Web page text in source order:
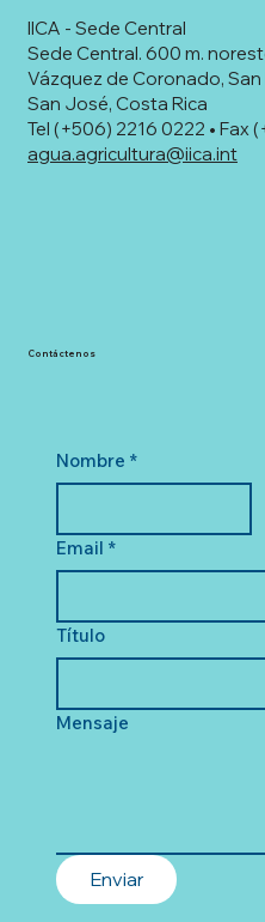
IICA - Sede Central
Sede Central. 600 m.
Vázquez de Coronado, San
San José, Costa Rica
Tel (+506) 2216 0222 • Fax
agua.agricultura@iica.int
Nombre *
Email *
Título
Mensaje
Enviar
Contáctenos